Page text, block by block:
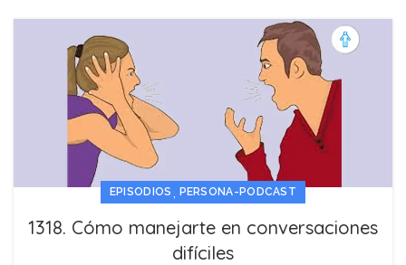
EPISODIOS PERSONA-PODCAST
1318. Cómo manejarte en conversaciones
difíciles